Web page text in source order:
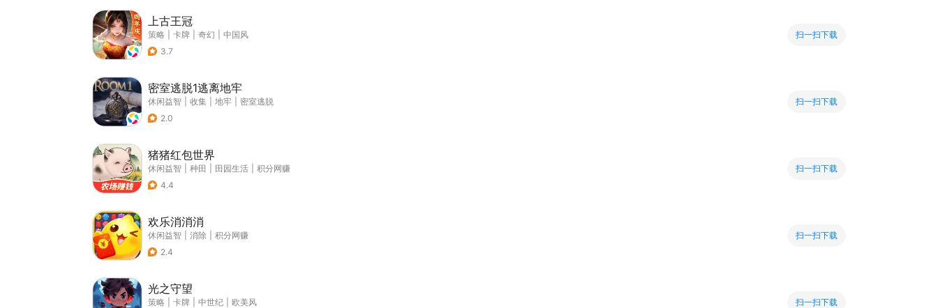
上古王冠
策略 卡牌 奇幻
中国风
3.7
扫一扫下载
密室逃脱1逃离地牢
休闲益智 收集 地牢
密室逃脱
2.0
扫一扫下载
猪猪红包世界
休闲益智 种田 田园生活
积分网赚
4.4
扫一扫下载
欢乐消消消
休闲益智 消除
积分网赚
2.4
扫一扫下载
光之守望
策略 卡牌 中世纪
欧美风
扫一扫下载